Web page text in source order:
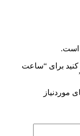
است.
کنید برای “ساعت
موردنیاز